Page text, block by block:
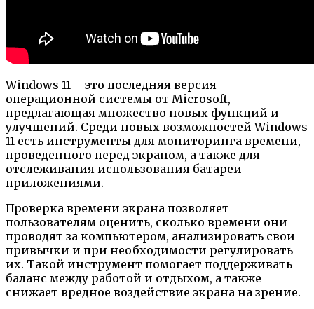
Windows 11 – это последняя версия
операционной системы от Microsoft,
предлагающая множество новых функций и
улучшений. Среди новых возможностей Windows
11 есть инструменты для мониторинга времени,
проведенного перед экраном, а также для
отслеживания использования батареи
приложениями.
Проверка времени экрана позволяет
пользователям оценить, сколько времени они
проводят за компьютером, анализировать свои
привычки и при необходимости регулировать
их. Такой инструмент помогает поддерживать
баланс между работой и отдыхом, а также
снижает вредное воздействие экрана на зрение.